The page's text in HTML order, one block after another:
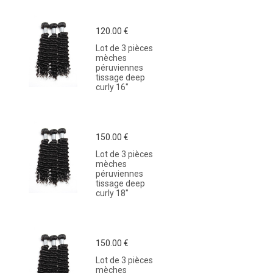
Lot de 3 pièces
mèches
péruviennes
tissage deep
curly 16"
120.00 €
Lot de 3 pièces
mèches
péruviennes
tissage deep
curly 18"
150.00 €
Lot de 3 pièces
mèches
150.00 €